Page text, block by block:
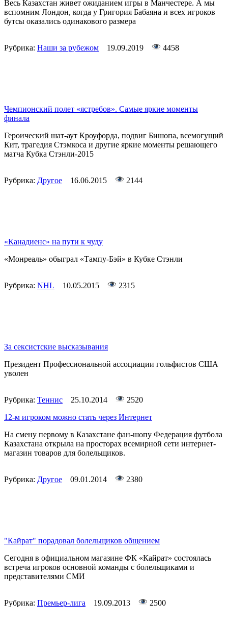
Весь Казахстан живет ожиданием игры в Манчестере. А мы
вспомним Лондон, когда у Григория Бабаяна и всех игроков
бутсы оказались одинакового размера
Рубрика: Наши за рубежом 19.09.2019 4458
Чемпионский полет «ястребов». Самые яркие моменты
финала
Героический шат-аут Кроуфорда, подвиг Бишопа, всемогущий
Кит, трагедия Стэмкоса и другие яркие моменты решающего
матча Кубка Стэнли-2015
Рубрика: Другое 16.06.2015 2144
«Канадиенс» на пути к чуду
«Монреаль» обыграл «Тампу-Бэй» в Кубке Стэнли
Рубрика: NHL 10.05.2015 2315
За сексистские высказывания
Президент Профессиональной ассоциации гольфистов США
уволен
Рубрика: Теннис 25.10.2014
2520
12-м игроком можно стать через Интернет
На смену первому в Казахстане фан-шопу Федерация футбола
Казахстана открыла на просторах всемирной сети интернет-
магазин товаров для болельщиков.
Рубрика: Другое 09.01.2014 2380
"Кайрат" порадовал болельщиков общением
Сегодня в официальном магазине ФК «Кайрат» состоялась
встреча игроков основной команды с болельщиками и
представителями СМИ
Рубрика: Премьер-лига 19.09.2013 2500